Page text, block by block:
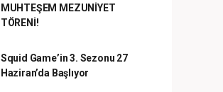
MUHTEŞEM MEZUNİYET
TÖRENİ!
Squid Game’in 3. Sezonu 27
Haziran’da Başlıyor